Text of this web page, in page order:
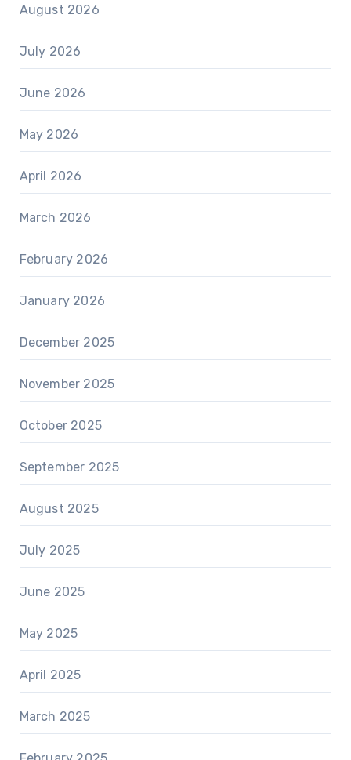
August 2026
July 2026
June 2026
May 2026
April 2026
March 2026
February 2026
January 2026
December 2025
November 2025
October 2025
September 2025
August 2025
July 2025
June 2025
May 2025
April 2025
March 2025